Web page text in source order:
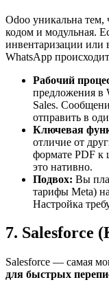
Odoo уникальна
кодом и модульная.
инвентаризации или
WhatsApp
Рабочий
предложения в
Sales.
отправить в
Ключевая
отличие от
формате PDF к
это нативно.
Подвох: Вы
тарифы Meta)
Настройка
7. Salesforce
Salesforce — самая
для быстрых